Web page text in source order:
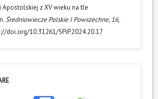
Apostolskiej z XV wieku na tle
Średniowiecze Polskie I Powszechne, 16,
doi.org/10.31261/SPiP.2024.20.17